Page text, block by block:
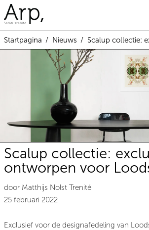
Startpagina / Nieuws / Scalup collectie:
Scalup collectie:
ontworpen voor
door Matthijs Nolst Trenité
25 februari 2022
Exclusief voor de designafedeling van